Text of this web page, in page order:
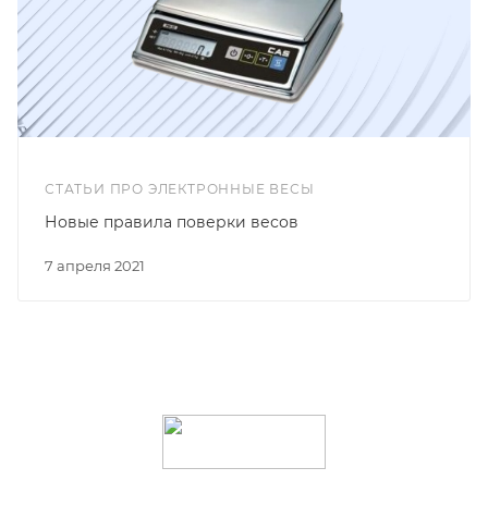
СТАТЬИ ПРО ЭЛЕКТРОННЫЕ ВЕСЫ
7 апреля 2021
Новые правила поверки весов